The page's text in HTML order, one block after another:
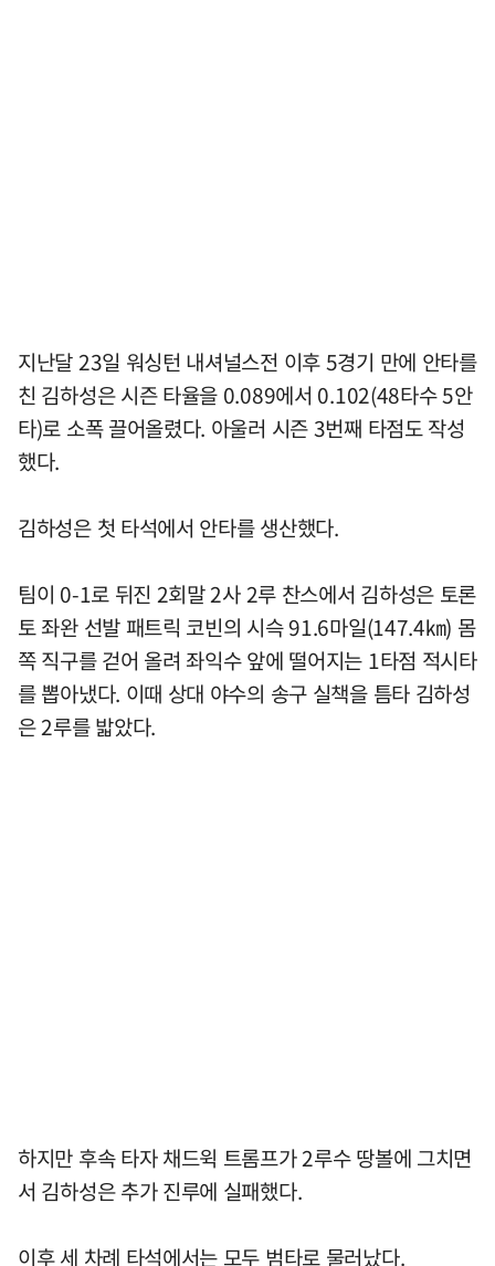
지난달 23일 워싱턴 내셔널스전 이후 5경기 만에 안타를
친 김하성은 시즌 타율을 0.089에서 0.102(48타수 5안
타)로 소폭 끌어올렸다. 아울러 시즌 3번째 타점도 작성
했다.
김하성은 첫 타석에서 안타를 생산했다.
팀이 0-1로 뒤진 2회말 2사 2루 찬스에서 김하성은 토론
토 좌완 선발 패트릭 코빈의 시슥 91.6마일(147.4㎞) 몸
쪽 직구를 걷어 올려 좌익수 앞에 떨어지는 1타점 적시타
를 뽑아냈다. 이때 상대 야수의 송구 실책을 틈타 김하성
은 2루를 밟았다.
하지만 후속 타자 채드윅 트롬프가 2루수 땅볼에 그치면
서 김하성은 추가 진루에 실패했다.
이후 세 차례 타석에서는 모두 범타로 물러났다.